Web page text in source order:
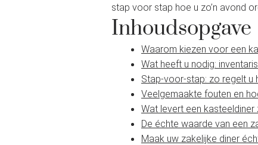
stap voor stap hoe u zo’n avond
Inhoudsopgave
Waarom kiezen voor een
Wat heeft u nodig:
Stap-voor-stap: zo regelt u
Veelgemaakte fouten en
Wat levert een kasteeldiner
De échte waarde van een
Maak uw zakelijke diner